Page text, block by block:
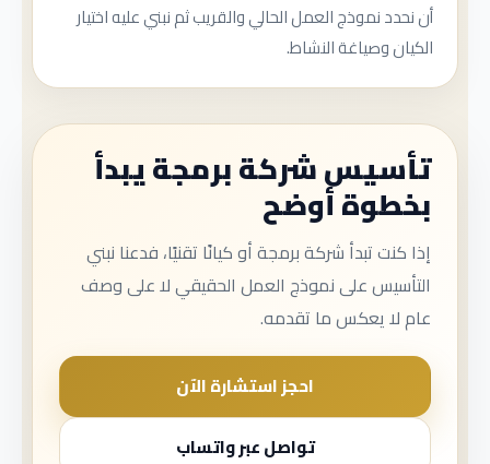
أن نحدد نموذج العمل الحالي والقريب ثم نبني عليه اختيار
الكيان وصياغة النشاط.
تأسيس شركة برمجة يبدأ
بخطوة أوضح
إذا كنت تبدأ شركة برمجة أو كيانًا تقنيًا، فدعنا نبني
التأسيس على نموذج العمل الحقيقي لا على وصف
عام لا يعكس ما تقدمه.
احجز استشارة الآن
تواصل عبر واتساب